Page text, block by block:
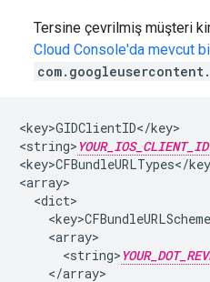
Tersine çevrilmiş müşteri
Cloud Console'da mevcut
<key>GIDClientID</key>
<string> YOUR_IOS_CLIENT_ID
<key>CFBundleURLTypes</
<array>
  <dict>
    <array>
      <string>
    </array>